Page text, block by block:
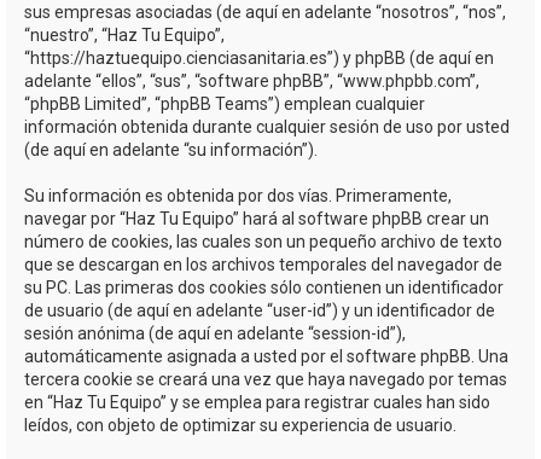
sus empresas asociadas (de aquí en adelante “nosotros”, “nos”,
“nuestro”, “Haz Tu Equipo”,
“https://haztuequipo.cienciasanitaria.es”) y phpBB (de aquí en
adelante “ellos”, “sus”, “software phpBB”, “www.phpbb.com”,
“phpBB Limited”, “phpBB Teams”) emplean cualquier
información obtenida durante cualquier sesión de uso por usted
(de aquí en adelante “su información”).
Su información es obtenida por dos vías. Primeramente,
navegar por “Haz Tu Equipo” hará al software phpBB crear un
número de cookies, las cuales son un pequeño archivo de texto
que se descargan en los archivos temporales del navegador de
su PC. Las primeras dos cookies sólo contienen un identificador
de usuario (de aquí en adelante “user-id”) y un identificador de
sesión anónima (de aquí en adelante “session-id”),
automáticamente asignada a usted por el software phpBB. Una
tercera cookie se creará una vez que haya navegado por temas
en “Haz Tu Equipo” y se emplea para registrar cuales han sido
leídos, con objeto de optimizar su experiencia de usuario.